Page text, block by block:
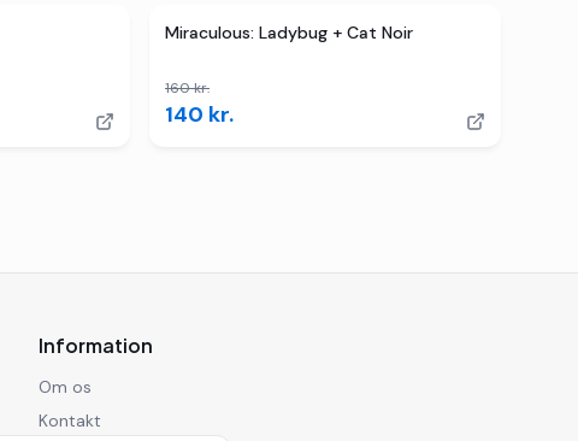
2butikker
Miraculous: Ladybug + Cat Noir
160kr.
140 kr.
Information
Om os
Kontakt